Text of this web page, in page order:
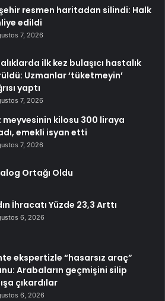
resmen haritadan silindi: Halk
edildi
7, 2026
ilk kez bulaşıcı hastalık
Uzmanlar ‘tüketmeyin’
yaptı
7, 2026
meyvesinin kilosu 300 liraya
emekli isyan etti
7, 2026
Ortağı Oldu
İhracatı Yüzde 23,3 Arttı
6, 2026
ekspertizle “hasarsız araç”
Arabaların geçmişini silip
çıkardılar
6, 2026